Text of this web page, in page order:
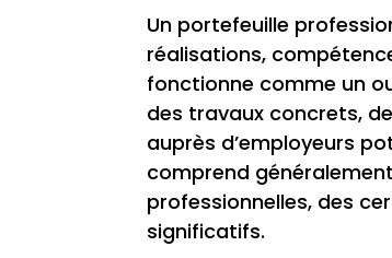
Un portefeuille
réalisations,
fonctionne comme un
des travaux concrets,
auprès d’employeurs
comprend
professionnelles, des
significatifs.